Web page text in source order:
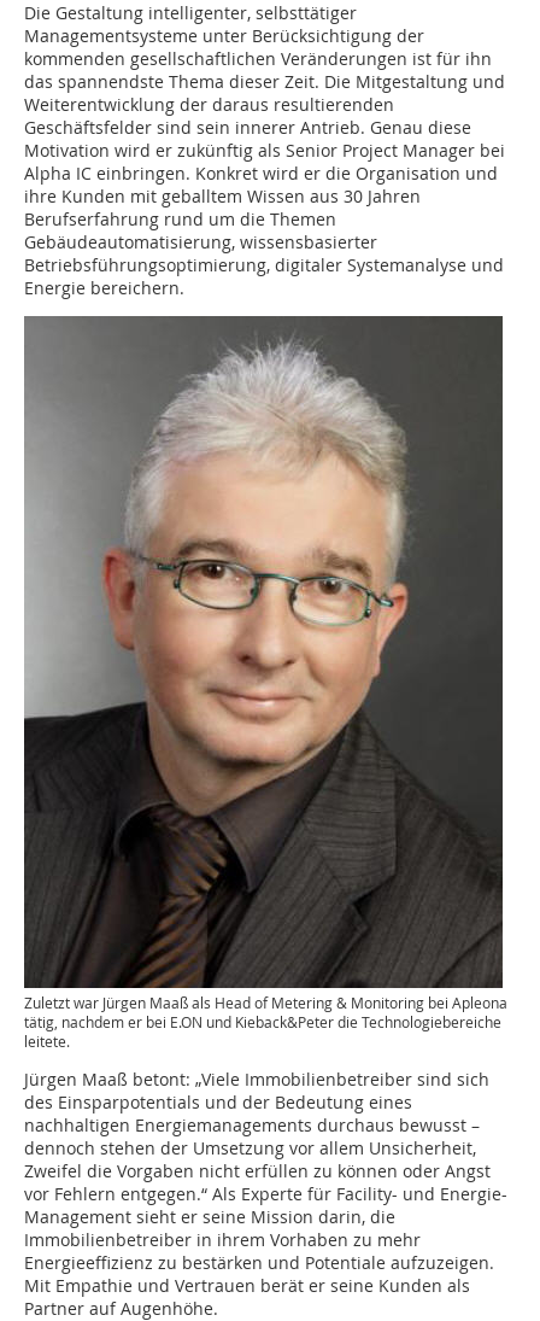
Die Gestaltung intelligenter, selbsttätiger
Managementsysteme unter Berücksichtigung der
kommenden gesellschaftlichen Veränderungen ist für ihn
das spannendste Thema dieser Zeit. Die Mitgestaltung und
Weiterentwicklung der daraus resultierenden
Geschäftsfelder sind sein innerer Antrieb. Genau diese
Motivation wird er zukünftig als Senior Project Manager bei
Alpha IC einbringen. Konkret wird er die Organisation und
ihre Kunden mit geballtem Wissen aus 30 Jahren
Berufserfahrung rund um die Themen
Gebäudeautomatisierung, wissensbasierter
Betriebsführungsoptimierung, digitaler Systemanalyse und
Energie bereichern.
Zuletzt war Jürgen Maaß als Head of Metering & Monitoring bei Apleona
tätig, nachdem er bei E.ON und Kieback&Peter die Technologiebereiche
leitete.
Jürgen Maaß betont: „Viele Immobilienbetreiber sind sich
des Einsparpotentials und der Bedeutung eines
nachhaltigen Energiemanagements durchaus bewusst –
dennoch stehen der Umsetzung vor allem Unsicherheit,
Zweifel die Vorgaben nicht erfüllen zu können oder Angst
vor Fehlern entgegen.“ Als Experte für Facility- und Energie-
Management sieht er seine Mission darin, die
Immobilienbetreiber in ihrem Vorhaben zu mehr
Energieeffizienz zu bestärken und Potentiale aufzuzeigen.
Mit Empathie und Vertrauen berät er seine Kunden als
Partner auf Augenhöhe.